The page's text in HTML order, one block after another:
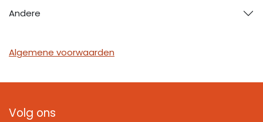
Andere
Algemene voorwaarden
Volg ons